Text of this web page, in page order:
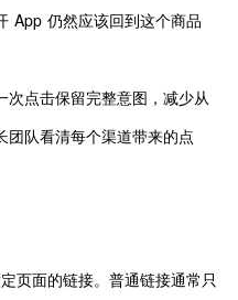
App 仍然应该回到这个商品
点击保留完整意图，减少从
团队看清每个渠道带来的点
页面的链接。普通链接通常只